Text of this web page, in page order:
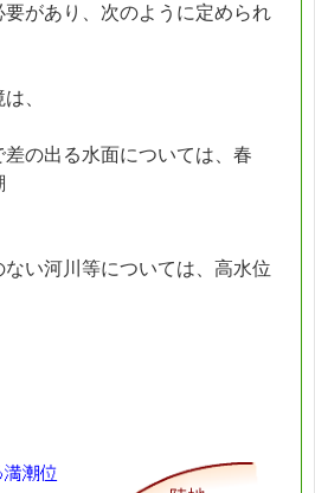
があり、次のように定められ
、
差の出る水面については、春
ない河川等については、高水位